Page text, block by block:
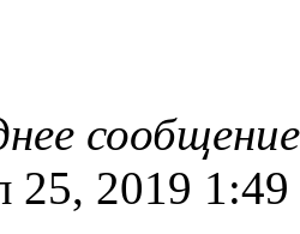
сообщение
25, 2019 1:49